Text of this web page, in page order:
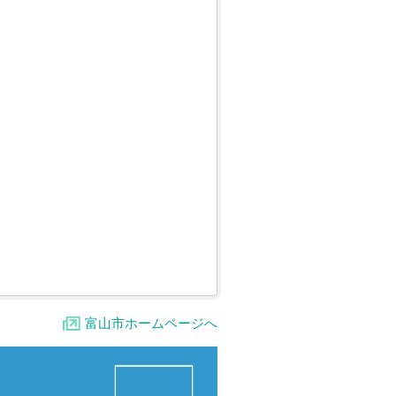
富山市ホームページへ